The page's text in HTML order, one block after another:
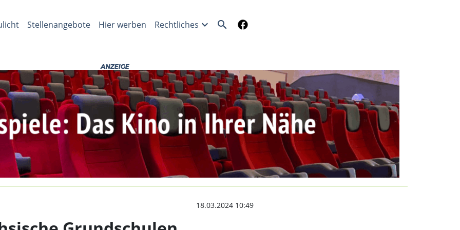
Grundschulen | nordsachsen24.de
Stellenangebote Hier werben Rechtliches expand_more search
18.03.2024 10:49